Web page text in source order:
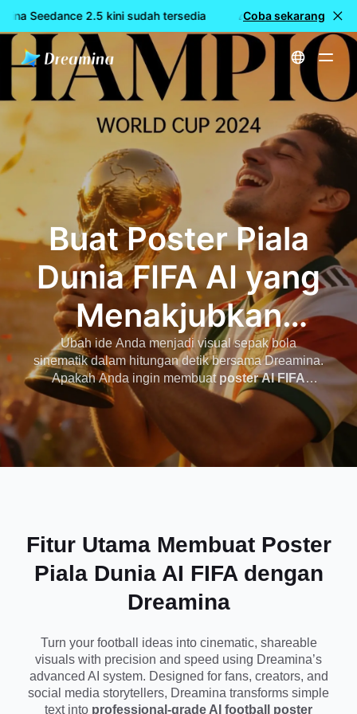
Seedance 2.5 kini sudah tersedia 🎉 Model baru LIVE:
Coba sekarang
Beranda
Buat Poster Piala
Dunia FIFA AI yang
Menakjubkan
dengan Dreamina
- Salin & Tempel
Prompt Sepak Bola
Viral
Ubah ide Anda menjadi visual sepak bola
sinematik dalam hitungan detik bersama Dreamina.
Apakah Anda ingin membuatposter AI FIFA
World Cup, menghasilkan prompt poster sepak
bola AI viral, atau merancang gambar AI Piala
Dunia yang realistis, generator berbasis prompt
kami membantu Anda menghasilkan poster
olahraga berkualitas studio tanpa keterampilan
Fitur Utama Membuat Poster
Piala Dunia AI FIFA dengan
Dreamina
Turn your football ideas into cinematic, shareable
visuals with precision and speed using Dreamina’s
advanced AI system. Designed for fans, creators, and
social media storytellers, Dreamina transforms simple
text into professional-grade AI football poster